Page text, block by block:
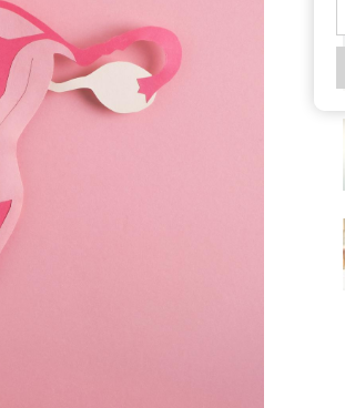
Allergies alimentaires :
une nouvelle arme contre
les réactions sévères